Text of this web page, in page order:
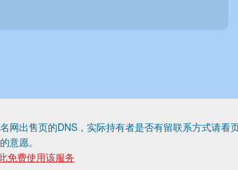
出售页的DNS，实际持有者是否有留联系方式请看页
意愿。
免费使用该服务